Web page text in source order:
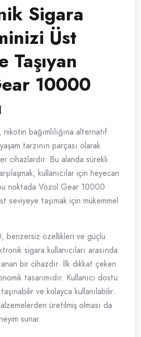
Sigara
Üst
Taşıyan
10000
bağımlılığına alternatif
tarzının parçası olarak
cihazlardır. Bu alanda sürekli
kullanıcılar için heyecan
noktada Vozol Gear 10000
seviyeye taşımak için mükemmel
benzersiz özellikleri ve güçlü
sigara kullanıcıları arasında
bir cihazdır. İlk dikkat çeken
tasarımıdır. Kullanıcı dostu
ve kolayca kullanılabilir.
üretilmiş olması da
sunar.